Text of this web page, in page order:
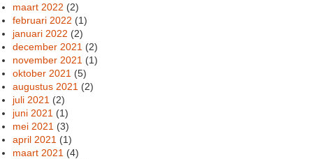
maart 2022 (2)
februari 2022 (1)
januari 2022 (2)
december 2021 (2)
november 2021 (1)
oktober 2021 (5)
augustus 2021 (2)
juli 2021 (2)
juni 2021 (1)
mei 2021 (3)
april 2021 (1)
maart 2021 (4)